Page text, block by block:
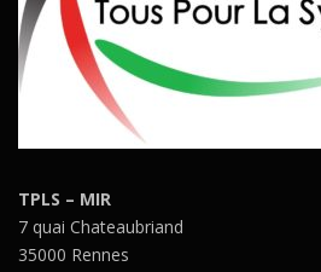
TPLS – MIR
7 quai Chateaubriand
35000 Rennes